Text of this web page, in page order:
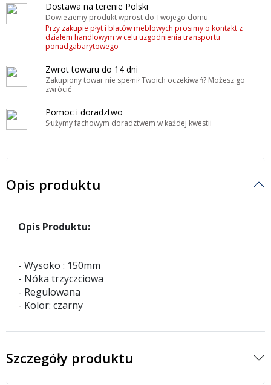
Dostawa na terenie Polski
Dowieziemy produkt wprost do Twojego domu
Przy zakupie płyt i blatów meblowych prosimy o kontakt z
działem handlowym w celu uzgodnienia transportu
ponadgabarytowego
Zwrot towaru do 14 dni
Zakupiony towar nie spełnił Twoich oczekiwań? Możesz go
zwrócić
Pomoc i doradztwo
Służymy fachowym doradztwem w każdej kwestii
Opis produktu
Opis Produktu:
- Wysoko : 150mm
- Nóka trzyczciowa
- Regulowana
- Kolor: czarny
Szczegóły produktu